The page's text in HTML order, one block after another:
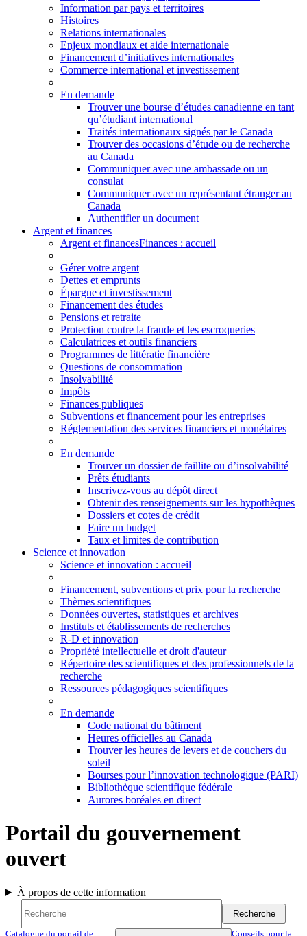
Information par pays et territoires
Histoires
Relations internationales
Enjeux mondiaux et aide internationale
Financement d’initiatives internationales
Commerce international et investissement
En demande
Trouver une bourse d’études canadienne en tant
qu’étudiant international
Traités internationaux signés par le Canada
Trouver des occasions d’étude ou de recherche
au Canada
Communiquer avec une ambassade ou un
consulat
Communiquer avec un représentant étranger au
Canada
Authentifier un document
Argent et finances
Argent et financesFinances : accueil
Gérer votre argent
Dettes et emprunts
Épargne et investissement
Financement des études
Pensions et retraite
Protection contre la fraude et les escroqueries
Calculatrices et outils financiers
Programmes de littératie financière
Questions de consommation
Insolvabilité
Impôts
Finances publiques
Subventions et financement pour les entreprises
Réglementation des services financiers et monétaires
En demande
Trouver un dossier de faillite ou d’insolvabilité
Prêts étudiants
Inscrivez-vous au dépôt direct
Obtenir des renseignements sur les hypothèques
Dossiers et cotes de crédit
Faire un budget
Taux et limites de contribution
Science et innovation
Science et innovation : accueil
Financement, subventions et prix pour la recherche
Thèmes scientifiques
Données ouvertes, statistiques et archives
Instituts et établissements de recherches
R-D et innovation
Propriété intellectuelle et droit d'auteur
Répertoire des scientifiques et des professionnels de la
recherche
Ressources pédagogiques scientifiques
En demande
Code national du bâtiment
Heures officielles au Canada
Trouver les heures de levers et de couchers du
soleil
Bourses pour l’innovation technologique (PARI)
Bibliothèque scientifique fédérale
Aurores boréales en direct
Portail du gouvernement
ouvert
À propos de cette information
Recherche
Catalogue du portail de
Conseils pour la